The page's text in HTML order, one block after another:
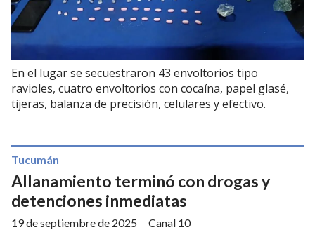
En el lugar se secuestraron 43 envoltorios tipo
ravioles, cuatro envoltorios con cocaína, papel glasé,
tijeras, balanza de precisión, celulares y efectivo.
Allanamiento terminó con drogas y
detenciones inmediatas
Canal 10
Tucumán
19 de septiembre de 2025